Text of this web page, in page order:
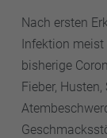
Nach ersten
Infektion meist
bisherige
Fieber,